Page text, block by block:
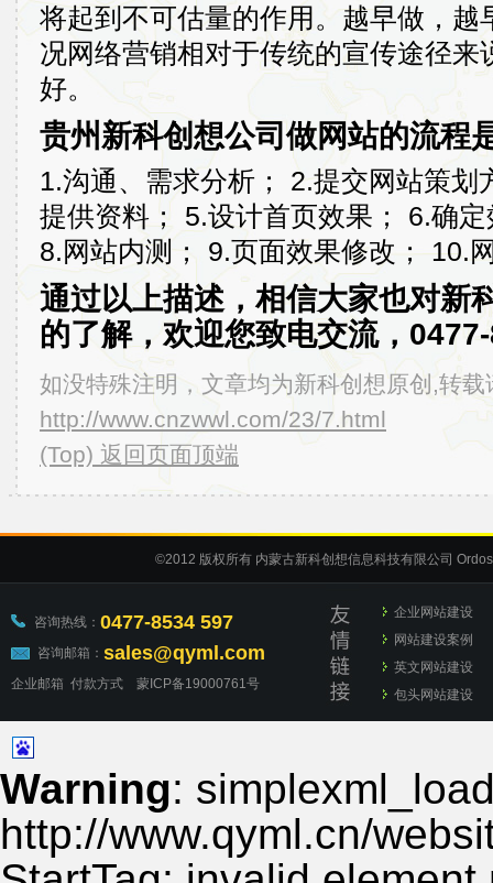
将起到不可估量的作用。越早做，越
况网络营销相对于传统的宣传途径来
好。
贵州新科创想公司做网站的流程
1.沟通、需求分析； 2.提交网站策划
提供资料； 5.设计首页效果； 6.确
8.网站内测； 9.页面效果修改； 10.
通过以上描述，相信大家也对新
的了解，欢迎您致电交流，
如没特殊注明，文章均为新科创想原创,转载
http://www.cnzwwl.com/23/7.html
(Top) 返回页面顶端
©2012 版权所有 内蒙古新科创想信息科技有限公司
咨询热线： 0477-8534 597
咨询邮箱： sales@qyml.com
企业邮箱 付款方式 蒙ICP备19000761号
企业网站建设
网站建设案例
英文网站建设
包头网站建设
Warning:
http://www.qyml.cn/